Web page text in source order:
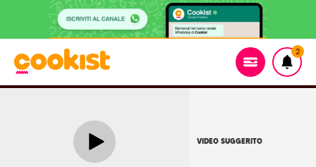
2
VIDEO SUGGERITO